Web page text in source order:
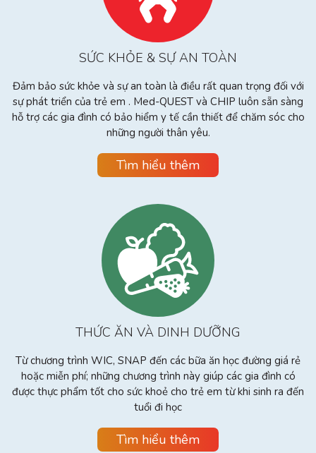
SỨC KHỎE & SỰ AN TOÀN
Đảm bảo sức khỏe và sự an toàn là điều rất quan trọng đối với
sự phát triển của trẻ em . Med-QUEST và CHIP luôn sẵn sàng
hỗ trợ các gia đình có bảo hiểm y tế cần thiết để chăm sóc cho
những người thân yêu.
Tìm hiểu thêm
THỨC ĂN VÀ DINH DƯỠNG
Từ chương trình WIC, SNAP đến các bữa ăn học đường giá rẻ
hoặc miễn phí; những chương trình này giúp các gia đình có
được thực phẩm tốt cho sức khoẻ cho trẻ em từ khi sinh ra đến
tuổi đi học
Tìm hiểu thêm